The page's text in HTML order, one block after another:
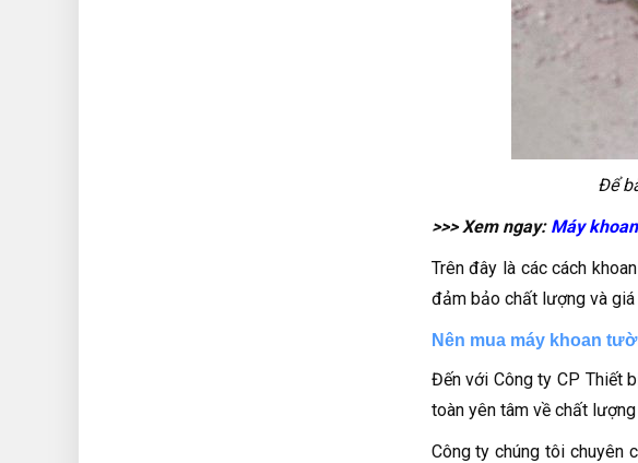
Để
>>> Xem ngay: Máy
Trên đây là các cách
đảm bảo chất lượng và giá
Nên mua máy khoan
Đến với Công ty CP Thiết
toàn yên tâm về chất
Công ty chúng tôi chuyên